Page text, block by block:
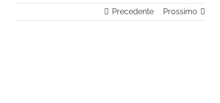
Precedente Prossimo